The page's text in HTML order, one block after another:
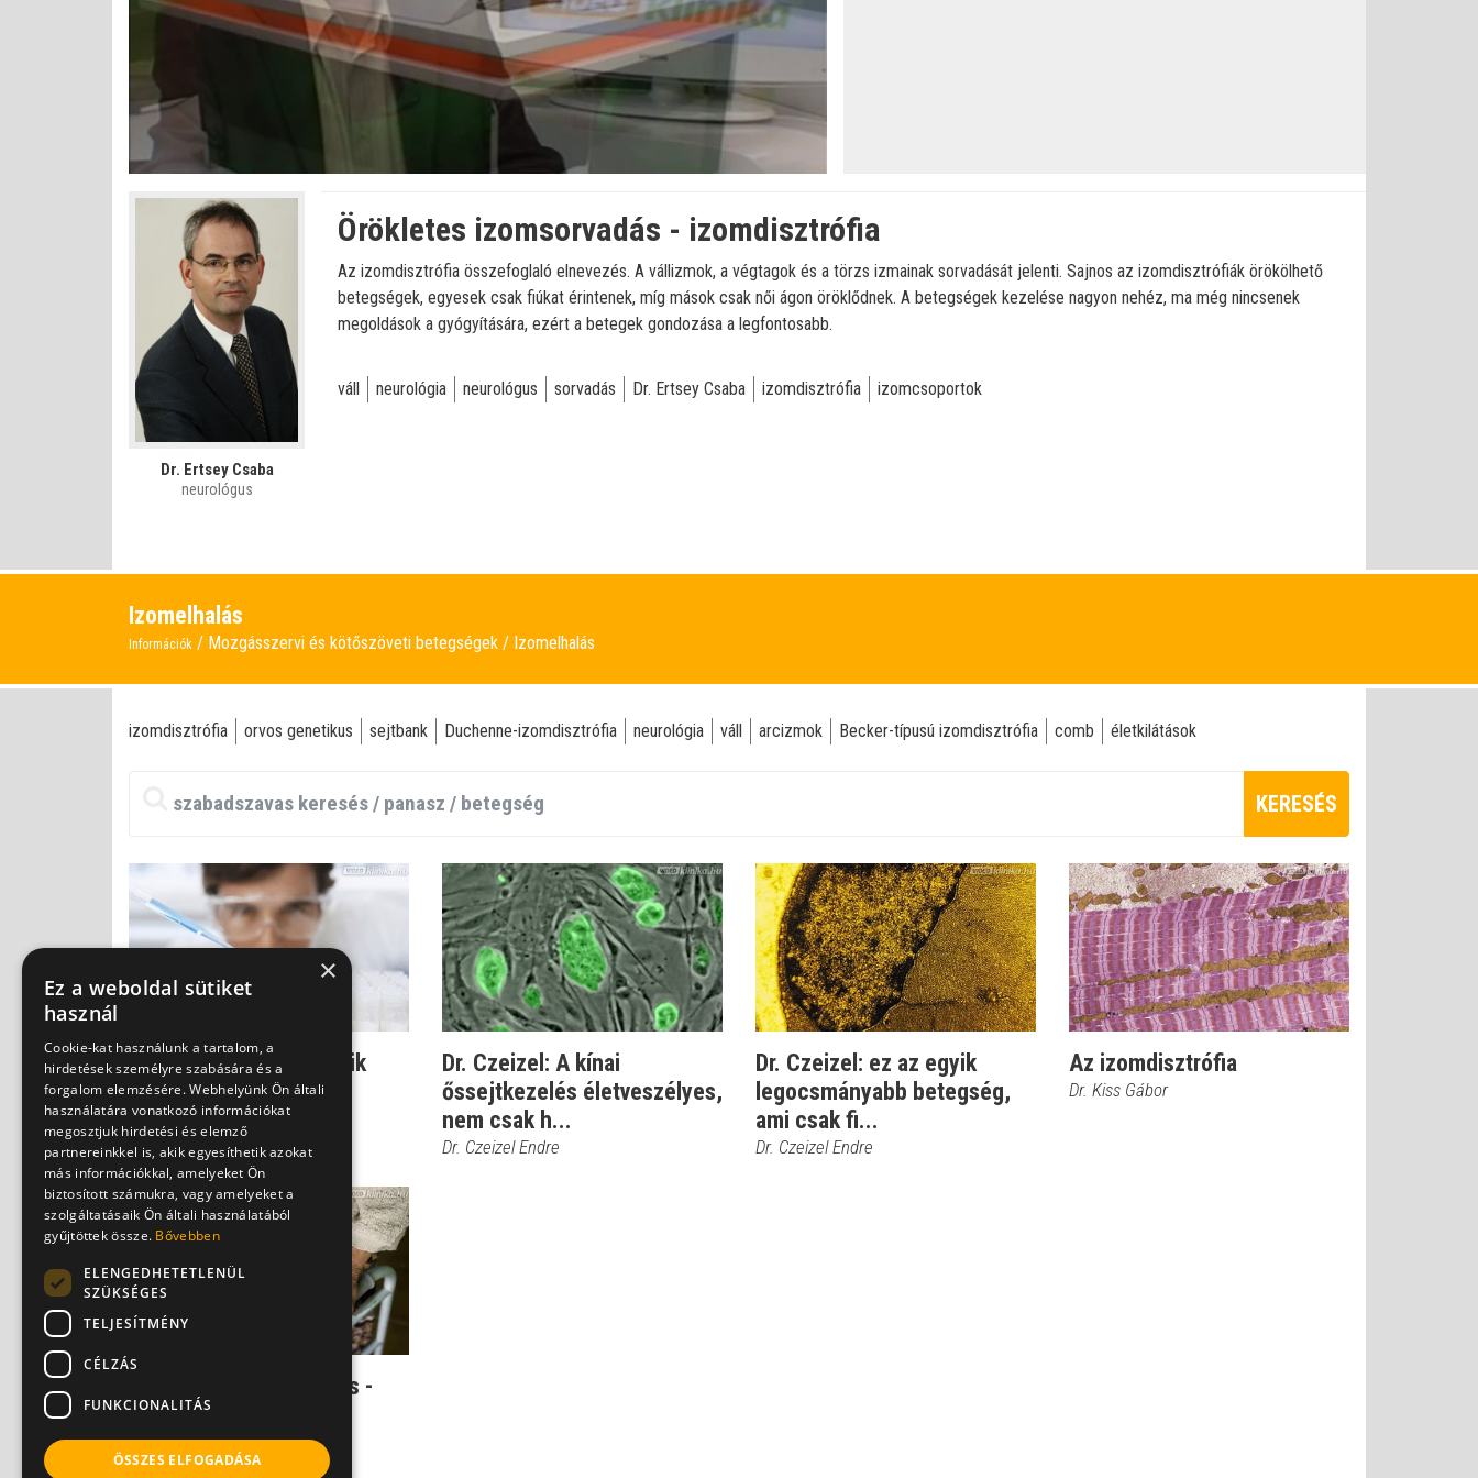
Némítás
kikapcsolva
0%
0%
Dr. Ertsey Csaba
neurológus
Örökletes izomsorvadás - izomdisztrófia
Az izomdisztrófia összefoglaló elnevezés. A vállizmok, a végtagok és a törzs izmainak sorvadását jelenti. Sajnos az izomdisztrófiák örökölhető
betegségek, egyesek csak fiúkat érintenek, míg mások csak női ágon öröklődnek. A betegségek kezelése nagyon nehéz, ma még nincsenek
megoldások a gyógyítására, ezért a betegek gondozása a legfontosabb.
váll neurológia neurológus sorvadás Dr. Ertsey Csaba izomdisztrófia izomcsoportok
Izomelhalás
Információk Mozgásszervi és kötőszöveti betegségek Izomelhalás
izomdisztrófia orvos genetikus sejtbank Duchenne-izomdisztrófia neurológia váll arcizmok Becker-típusú izomdisztrófia comb életkilátások
KERESÉS
Kisfiúk, akik nem érhetik
meg a felnőttkort -
izomdisztrófia
Dr. Czeizel Endre
Dr. Czeizel: A kínai
őssejtkezelés életveszélyes,
nem csak h...
Dr. Czeizel Endre
Dr. Czeizel: ez az egyik
legocsmányabb betegség,
ami csak fi...
Dr. Czeizel Endre
Az izomdisztrófia
Dr. Kiss Gábor
Örökletes izomsorvadás -
izomdisztrófia
Dr. Ertsey Csaba
×
Ez a weboldal sütiket
használ
Cookie-kat használunk a tartalom, a
hirdetések személyre szabására és a
forgalom elemzésére. Webhelyünk Ön általi
használatára vonatkozó információkat
megosztjuk hirdetési és elemző
partnereinkkel is, akik egyesíthetik azokat
más információkkal, amelyeket Ön
biztosított számukra, vagy amelyeket a
szolgáltatásaik Ön általi használatából
gyűjtöttek össze. Bővebben
ELENGEDHETETLENÜL
SZÜKSÉGES
TELJESÍTMÉNY
CÉLZÁS
FUNKCIONALITÁS
ÖSSZES ELFOGADÁSA